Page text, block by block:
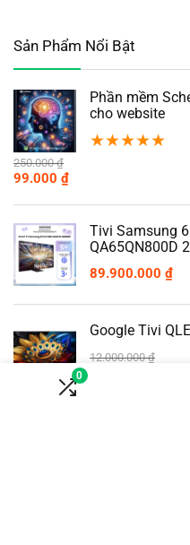
0
Sản Phẩm Nổi Bật
Phần mềm
cho website
★★★★★
250.000₫
99.000 ₫
Tivi Samsung
QA65QN800D
89.900.000 ₫
Google Tivi
12.000.000₫